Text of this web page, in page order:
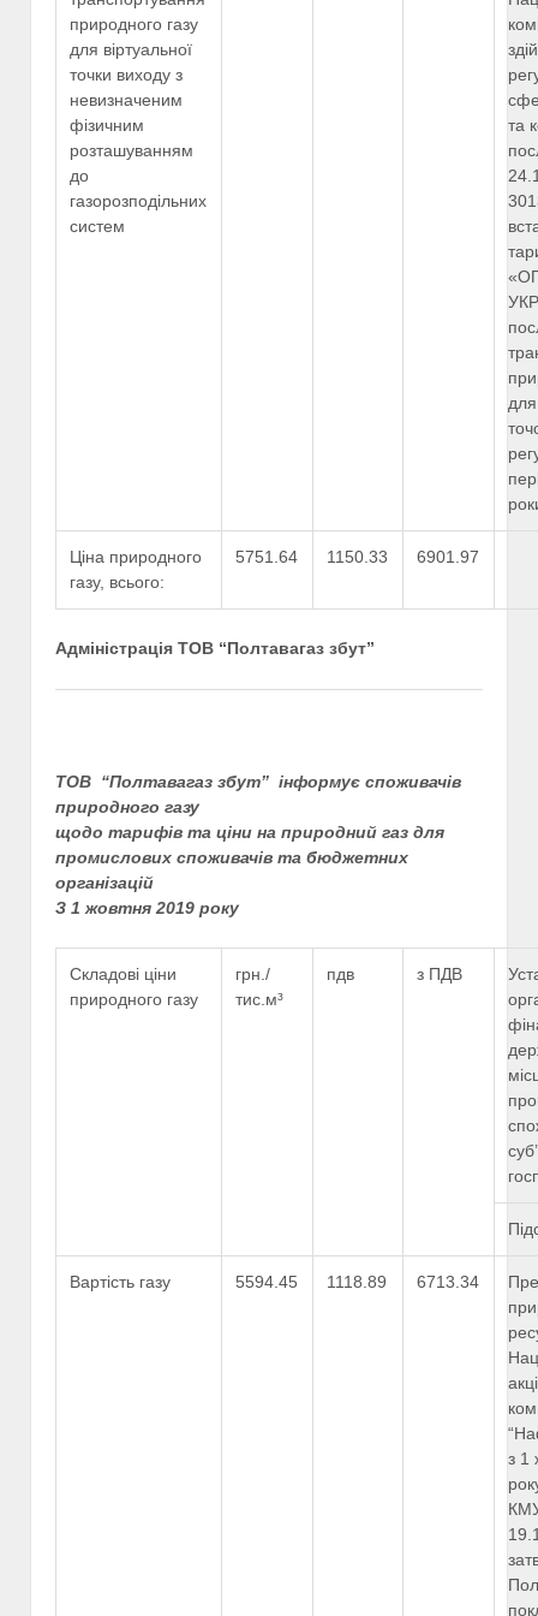
природного газу
для віртуальної
точки виходу з
невизначеним
фізичним
розташуванням
до
газорозподільних
систем
та
Ціна природного
газу, всього:
5751.64 1150.33 6901.97
Адміністрація ТОВ “Полтавагаз збут”
ТОВ “Полтавагаз збут” інформує споживачів
природного газу
щодо тарифів та ціни на природний газ для
промислових споживачів та бюджетних
організацій
З 1 жовтня 2019 року
Складові ціни
природного газу
грн./
тис.м³
пдв з ПДВ
Вартість газу 5594.45 1118.89 6713.34
з 1